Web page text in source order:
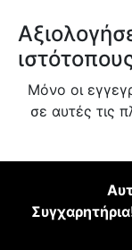
Μόνο οι
σε αυτές τις